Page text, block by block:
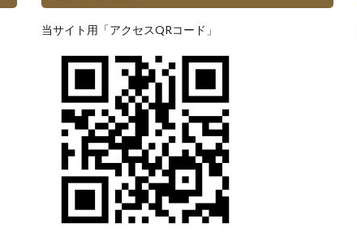
当サイト用「アクセスQRコード」